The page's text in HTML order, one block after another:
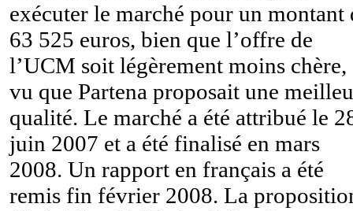
exécuter le marché pour un montant
63 525 euros, bien que l’offre de
l’UCM soit légèrement moins chère,
vu que Partena proposait une
qualité. Le marché a été attribué le
juin 2007 et a été finalisé en mars
2008. Un rapport en français a été
remis fin février 2008. La